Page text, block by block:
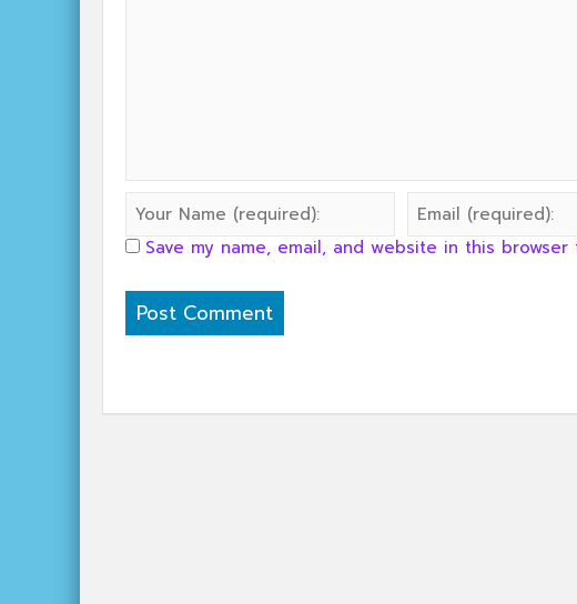
Save my name, email, and website in this